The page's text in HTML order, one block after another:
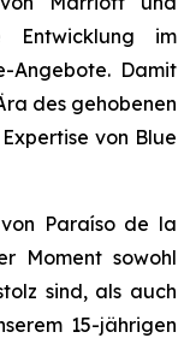
Entwicklung im
Angebote. Damit
des gehobenen
von Blue
Paraíso de la
Moment sowohl
sind, als auch
15-jährigen